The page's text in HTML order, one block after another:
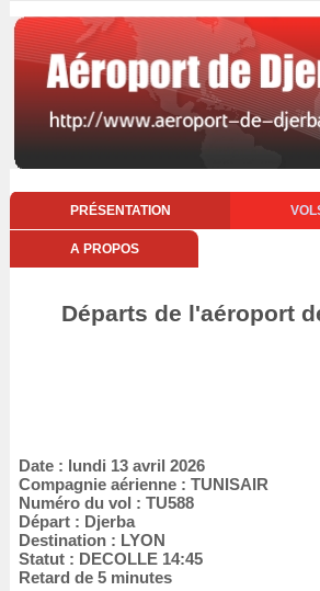
PRÉSENTATION
A PROPOS
Départs de l'aéroport
Date : lundi 13 avril 2026
Compagnie aérienne : TUNISAIR
Numéro du vol : TU588
Départ : Djerba
Destination : LYON
Statut : DECOLLE 14:45
Retard de 5 minutes